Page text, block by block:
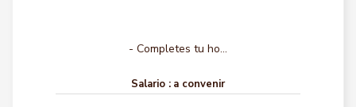
- Completes tu ho...
Salario : a convenir